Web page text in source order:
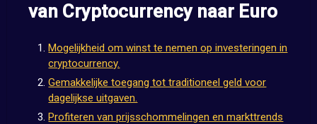
van Cryptocurrency naar Euro
Mogelijkheid om winst te nemen op investeringen in
cryptocurrency.
Gemakkelijke toegang tot traditioneel geld voor
dagelijkse uitgaven.
Profiteren van prijsschommelingen en markttrends